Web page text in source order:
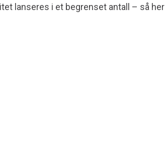
lanseres i et begrenset antall – så her